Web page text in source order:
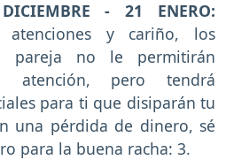
- 21 ENERO:
atenciones y cariño, los
pareja no le permitirán
atención, pero tendrá
para ti que disiparán tu
una pérdida de dinero, sé
para la buena racha: 3.